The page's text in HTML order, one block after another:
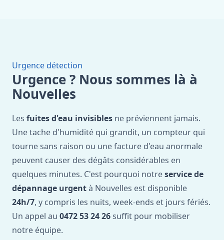
Urgence détection
Urgence ? Nous sommes là à
Nouvelles
Les fuites d'eau invisibles ne préviennent jamais.
Une tache d'humidité qui grandit, un compteur qui
tourne sans raison ou une facture d'eau anormale
peuvent causer des dégâts considérables en
quelques minutes. C'est pourquoi notreservice de
dépannage urgentà Nouvelles est disponible
24h/7, y compris les nuits, week-ends et jours fériés.
Un appel au 0472 53 24 26 suffit pour mobiliser
notre équipe.